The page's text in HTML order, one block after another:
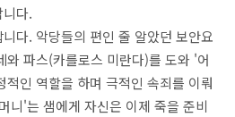
다.
다. 악당들의 편인 줄 알았던 보안요
와 파스(카를로스 미란다)를 도와 '어
인 역할을 하며 극적인 속죄를 이뤄
니'는 샘에게 자신은 이제 죽을 준비